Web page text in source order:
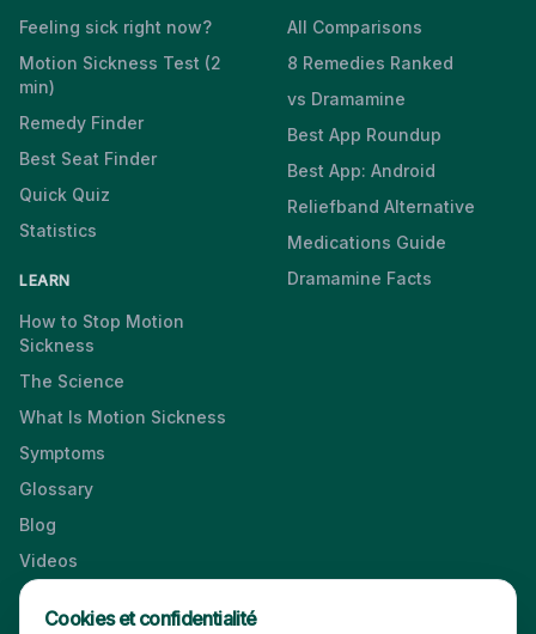
Feeling sick right now?
Motion Sickness Test (2
min)
Remedy Finder
Best Seat Finder
Quick Quiz
Statistics
LEARN
How to Stop Motion
Sickness
The Science
What Is Motion Sickness
Symptoms
Glossary
Blog
Videos
All Comparisons
8 Remedies Ranked
vs Dramamine
Best App Roundup
Best App: Android
Reliefband Alternative
Medications Guide
Dramamine Facts
Cookies et confidentialité